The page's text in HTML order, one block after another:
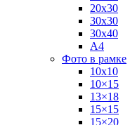
20х30
30х30
30х40
А4
Фото в рамке
10х10
10×15
13×18
15×15
15×20